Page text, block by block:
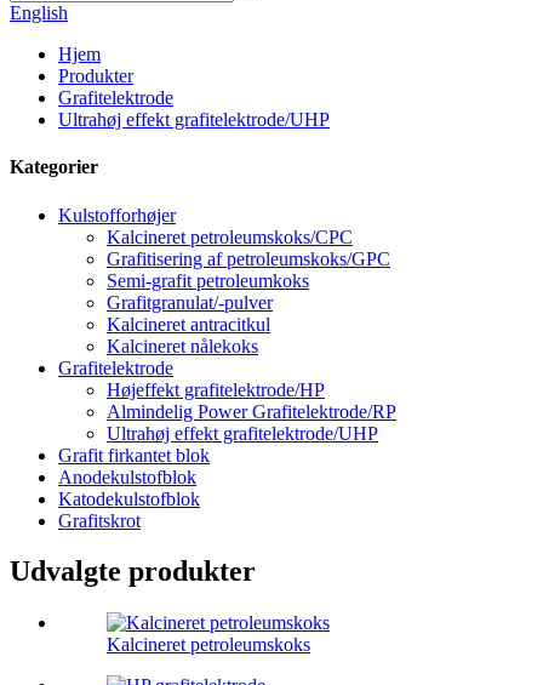
English
Hjem
Produkter
Grafitelektrode
Ultrahøj effekt grafitelektrode/UHP
Kategorier
Kulstofforhøjer
Kalcineret petroleumskoks/CPC
Grafitisering af petroleumskoks/GPC
Semi-grafit petroleumkoks
Grafitgranulat/-pulver
Kalcineret antracitkul
Kalcineret nålekoks
Grafitelektrode
Højeffekt grafitelektrode/HP
Almindelig Power Grafitelektrode/RP
Ultrahøj effekt grafitelektrode/UHP
Grafit firkantet blok
Anodekulstofblok
Katodekulstofblok
Grafitskrot
Udvalgte produkter
Kalcineret petroleumskoks